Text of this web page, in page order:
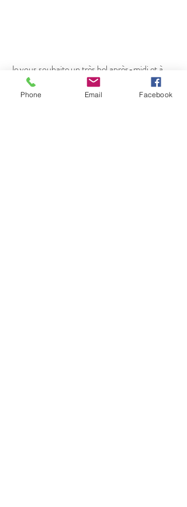
Je vous souhaite un très bel après-midi et à
bientôt.
Phone Email Facebook